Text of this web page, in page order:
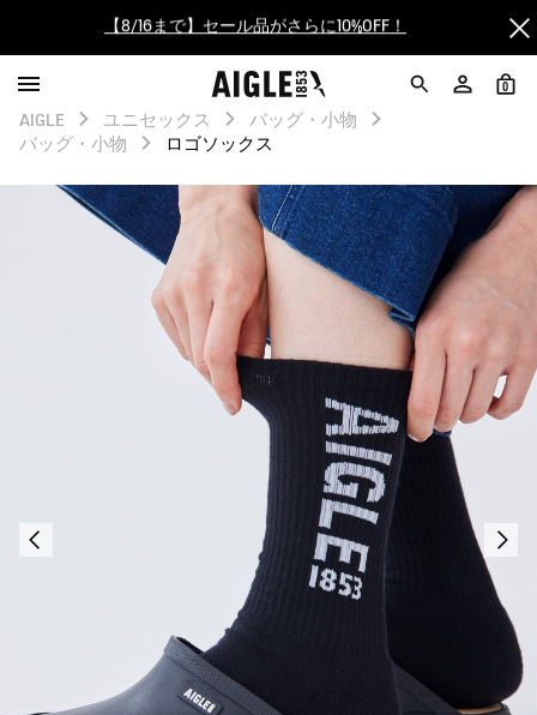
【最大50%OFF】FINAL SALEがスタート！
ログイン/会員登録で送料＆返品無料
AIGLE CLUB ポイントサービス終了のお知らせ
【8/16まで】セール品がさらに10%OFF！
【最大50%OFF】FINAL SALEがスタート！
ログイン/会員登録で送料＆返品無料
AIGLE CLUB ポイントサービス終了のお知らせ
0
AIGLE ユニセックス
バッグ・小物
バッグ・小物
ロゴソックス